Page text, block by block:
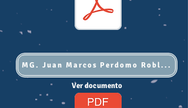
MG. Juan Marcos Perdomo Robledo
Ver documento